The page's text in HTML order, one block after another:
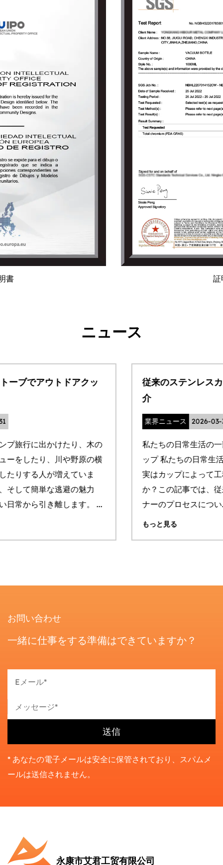
ニュース
従来のステンレスカップの内容器工程のご紹
私たちの日常生活の一部として、 ステンレス鋼のカ
ップ 私たちの日常生活から切り離せないものです。
実はカップによって工程が違うことをご存知です
か？この記事では、従来のステンレス製カップライ
ナーのプロセスについ...
お問い合わせ
一緒に仕事をする準備はできていますか？
* あなたの電子メールは安全に保管されており、スパムメ
ールは送信されません。
永康市艾君工贸有限公司